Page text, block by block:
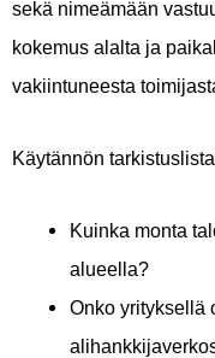
sekä nimeämään
kokemus alalta ja
vakiintuneesta
Käytännön
Kuinka monta
alueella?
Onko yrityksellä